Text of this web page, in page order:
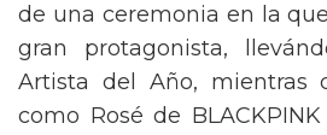
de una ceremonia en la
gran protagonista,
Artista del Año, mientras
como Rosé de